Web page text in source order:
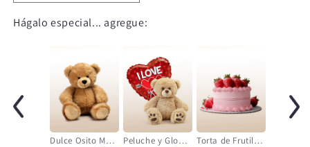
Hágalo especial... agregue:
Dulce Osito Mediano
Peluche y Globo Corazón
Torta de Frutilla - 12 Personas